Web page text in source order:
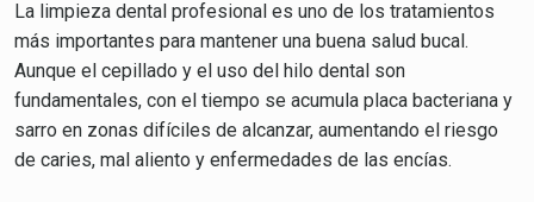
La limpieza dental profesional es uno de los tratamientos
más importantes para mantener una buena salud bucal.
Aunque el cepillado y el uso del hilo dental son
fundamentales, con el tiempo se acumula placa bacteriana y
sarro en zonas difíciles de alcanzar, aumentando el riesgo
de caries, mal aliento y enfermedades de las encías.